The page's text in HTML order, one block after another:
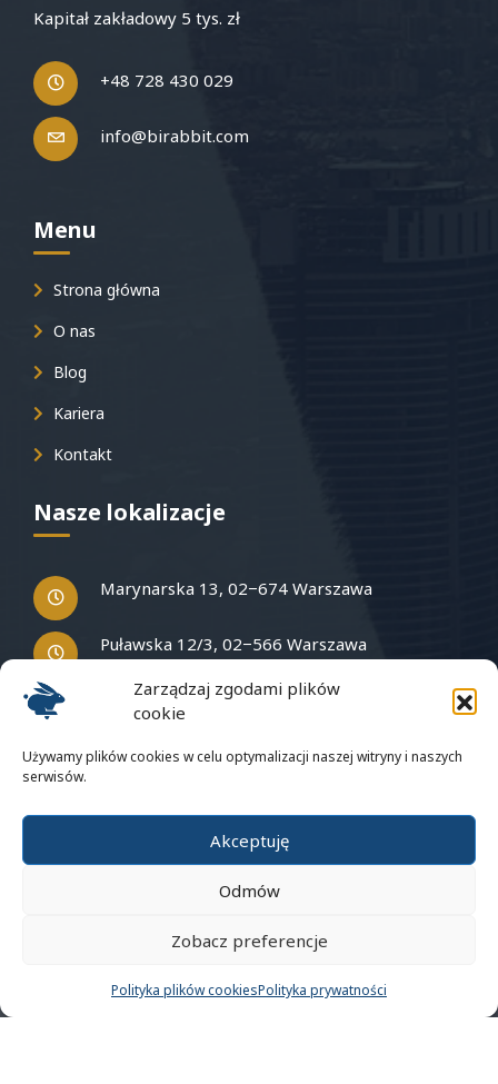
Zarządzaj zgodami plików
cookie
Używamy plików cookies w celu optymalizacji naszej witryny i naszych
serwisów.
Akceptuję
Odmów
Zobacz preferencje
Polityka plików cookiesPolityka prywatności
Kapitał zakładowy 5 tys. zł
+48 728 430 029
info@birabbit.com
Menu
Strona główna
O nas
Blog
Kariera
Kontakt
Nasze lokalizacje
Marynarska 13, 02−674 Warszawa
Puławska 12/3, 02−566 Warszawa
Masz pytania?
Polityka prywatności
Polityka plików cookies